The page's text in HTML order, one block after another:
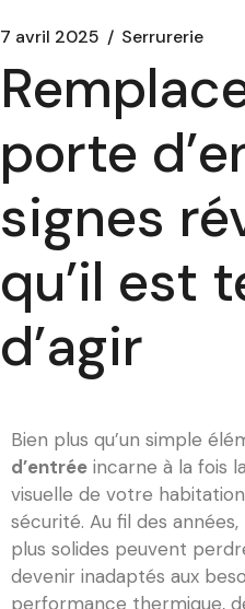
7 avril 2025 Serrurerie
porte
signes
qu’il est
d’agir
Bien plus qu’un simple
d’entrée incarne à la fois
visuelle de votre
sécurité. Au fil des
plus solides peuvent
devenir inadaptés aux
performance thermique,